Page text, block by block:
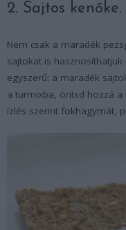
2. Sajtos kenőke.
Nem csak a maradék
sajtokat is
egyszerű: a maradék
a turmixba, öntsd hozzá
ízlés szerint fokhagymát,